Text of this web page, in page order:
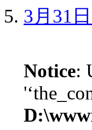
3月31
Notice: